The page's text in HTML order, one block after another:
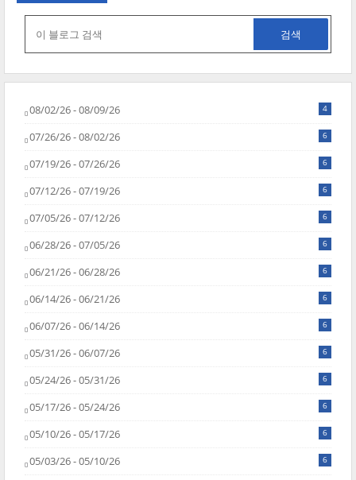
08/02/26 - 08/09/26 4
07/26/26 - 08/02/26 6
07/19/26 - 07/26/26 6
07/12/26 - 07/19/26 6
07/05/26 - 07/12/26 6
06/28/26 - 07/05/26 6
06/21/26 - 06/28/26 6
06/14/26 - 06/21/26 6
06/07/26 - 06/14/26 6
05/31/26 - 06/07/26 6
05/24/26 - 05/31/26 6
05/17/26 - 05/24/26 6
05/10/26 - 05/17/26 6
05/03/26 - 05/10/26 6